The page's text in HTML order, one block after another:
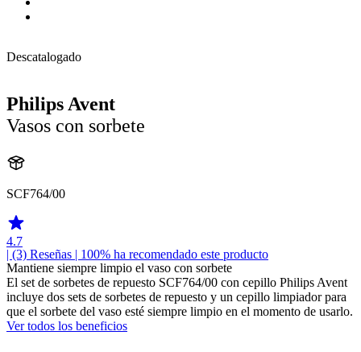
Descatalogado
Philips Avent
Vasos con sorbete
SCF764/00
4.7
| (3) Reseñas | 100% ha recomendado este producto
Mantiene siempre limpio el vaso con sorbete
El set de sorbetes de repuesto SCF764/00 con cepillo Philips Avent
incluye dos sets de sorbetes de repuesto y un cepillo limpiador para
que el sorbete del vaso esté siempre limpio en el momento de usarlo.
Ver todos los beneficios